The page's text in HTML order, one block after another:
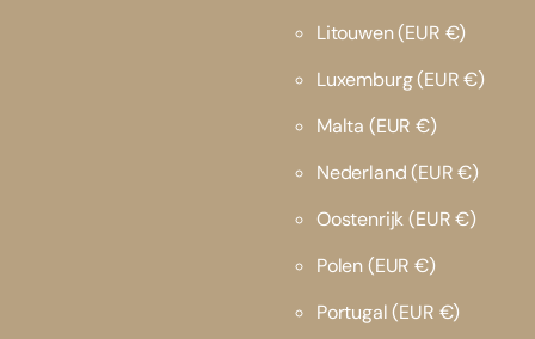
Litouwen(EUR €)
Luxemburg(EUR €)
Malta (EUR €)
Nederland(EUR €)
Oostenrijk(EUR €)
Polen(EUR €)
Portugal(EUR €)